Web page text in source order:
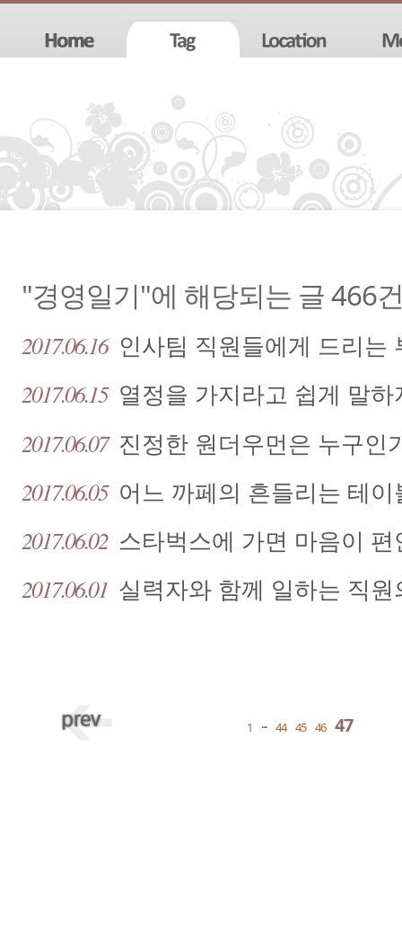
"경영일기"에 해당되는 글 466
2017.06.16 인사팀 직원들에게 드리는
2017.06.15 열정을 가지라고 쉽게 말하
2017.06.07 진정한 원더우먼은 누구인
2017.06.05 어느 까페의 흔들리는 테
2017.06.02 스타벅스에 가면 마음이 편
2017.06.01 실력자와 함께 일하는 직원
1 ··· 44 45 46 47